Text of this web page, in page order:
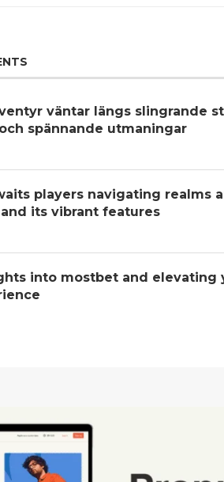
väntar längs slingrande
spännande utmaningar
players navigating realms
its vibrant features
into mostbet and elevating